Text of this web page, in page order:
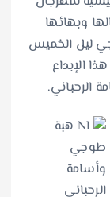
وبهائها
ليل الخميس
هذا الإبداع
الرحباني.